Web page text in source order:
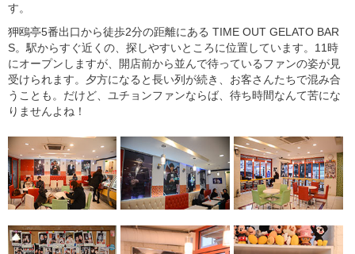
す。
狎鴎亭5番出口から徒歩2分の距離にある TIME OUT GELATO BAR
S。駅からすぐ近くの、探しやすいところに位置しています。11時
にオープンしますが、開店前から並んで待っているファンの姿が見
受けられます。夕方になると長い列が続き、お客さんたちで混み合
うことも。だけど、ユチョンファンならば、待ち時間なんて苦にな
りませんよね！